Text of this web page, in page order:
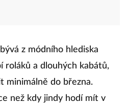
z módního hlediska
roláků a dlouhých kabátů,
minimálně do března.
než kdy jindy hodí mít v